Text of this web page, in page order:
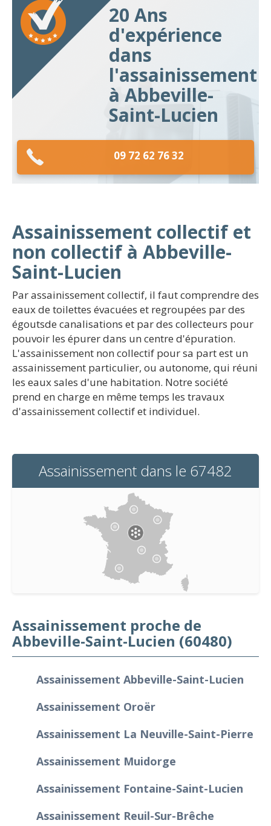
20 Ans
d'expérience
dans
l'assainissement
à Abbeville-
Saint-Lucien
09 72 62 76 32
Assainissement collectif et
non collectif à Abbeville-
Saint-Lucien
Par assainissement collectif, il faut comprendre des
eaux de toilettes évacuées et regroupées par des
égoutsde canalisations et par des collecteurs pour
pouvoir les épurer dans un centre d'épuration.
L'assainissement non collectif pour sa part est un
assainissement particulier, ou autonome, qui réuni
les eaux sales d'une habitation. Notre société
prend en charge en même temps les travaux
d'assainissement collectif et individuel.
Assainissement dans le 67482
Assainissement proche de
Abbeville-Saint-Lucien (60480)
Assainissement Abbeville-Saint-Lucien
Assainissement Oroër
Assainissement La Neuville-Saint-Pierre
Assainissement Muidorge
Assainissement Fontaine-Saint-Lucien
Assainissement Reuil-Sur-Brêche